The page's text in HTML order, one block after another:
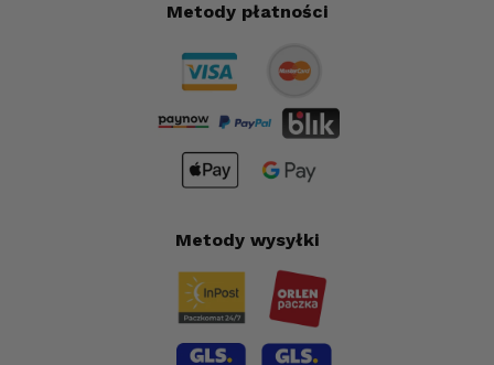
Metody płatności
Metody wysyłki